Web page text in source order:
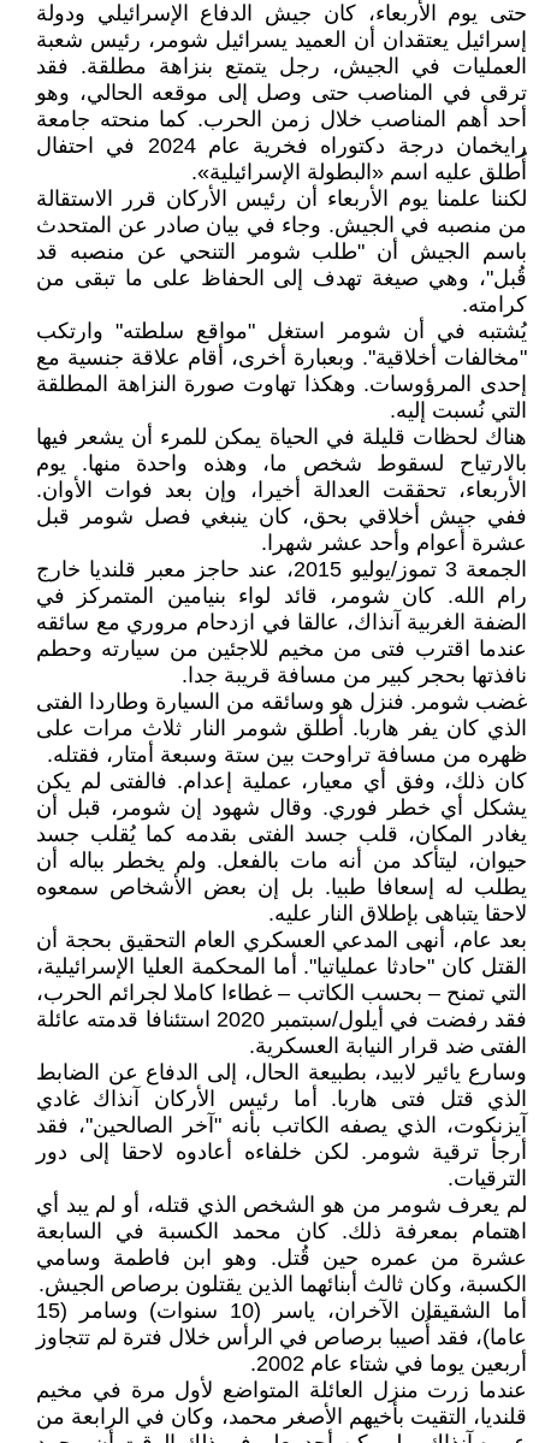
حتى يوم الأربعاء، كان جيش الدفاع الإسرائيلي ودولة
إسرائيل يعتقدان أن العميد يسرائيل شومر، رئيس شعبة
العمليات في الجيش، رجل يتمتع بنزاهة مطلقة. فقد
ترقى في المناصب حتى وصل إلى موقعه الحالي، وهو
أحد أهم المناصب خلال زمن الحرب. كما منحته جامعة
رايخمان درجة دكتوراه فخرية عام 2024 في احتفال
أُطلق عليه اسم «البطولة الإسرائيلية».
لكننا علمنا يوم الأربعاء أن رئيس الأركان قرر الاستقالة
من منصبه في الجيش. وجاء في بيان صادر عن المتحدث
باسم الجيش أن "طلب شومر التنحي عن منصبه قد
قُبل"، وهي صيغة تهدف إلى الحفاظ على ما تبقى من
كرامته.
يُشتبه في أن شومر استغل "مواقع سلطته" وارتكب
"مخالفات أخلاقية". وبعبارة أخرى، أقام علاقة جنسية مع
إحدى المرؤوسات. وهكذا تهاوت صورة النزاهة المطلقة
التي نُسبت إليه.
هناك لحظات قليلة في الحياة يمكن للمرء أن يشعر فيها
بالارتياح لسقوط شخص ما، وهذه واحدة منها. يوم
الأربعاء، تحققت العدالة أخيرا، وإن بعد فوات الأوان.
ففي جيش أخلاقي بحق، كان ينبغي فصل شومر قبل
عشرة أعوام وأحد عشر شهرا.
الجمعة 3 تموز/يوليو 2015، عند حاجز معبر قلنديا خارج
رام الله. كان شومر، قائد لواء بنيامين المتمركز في
الضفة الغربية آنذاك، عالقا في ازدحام مروري مع سائقه
عندما اقترب فتى من مخيم للاجئين من سيارته وحطم
نافذتها بحجر كبير من مسافة قريبة جدا.
غضب شومر. فنزل هو وسائقه من السيارة وطاردا الفتى
الذي كان يفر هاربا. أطلق شومر النار ثلاث مرات على
ظهره من مسافة تراوحت بين ستة وسبعة أمتار، فقتله.
كان ذلك، وفق أي معيار، عملية إعدام. فالفتى لم يكن
يشكل أي خطر فوري. وقال شهود إن شومر، قبل أن
يغادر المكان، قلب جسد الفتى بقدمه كما يُقلب جسد
حيوان، ليتأكد من أنه مات بالفعل. ولم يخطر بباله أن
يطلب له إسعافا طبيا. بل إن بعض الأشخاص سمعوه
لاحقا يتباهى بإطلاق النار عليه.
بعد عام، أنهى المدعي العسكري العام التحقيق بحجة أن
القتل كان "حادثا عملياتيا". أما المحكمة العليا الإسرائيلية،
التي تمنح – بحسب الكاتب – غطاءا كاملا لجرائم الحرب،
فقد رفضت في أيلول/سبتمبر 2020 استئنافا قدمته عائلة
الفتى ضد قرار النيابة العسكرية.
وسارع يائير لابيد، بطبيعة الحال، إلى الدفاع عن الضابط
الذي قتل فتى هاربا. أما رئيس الأركان آنذاك غادي
آيزنكوت، الذي يصفه الكاتب بأنه "آخر الصالحين"، فقد
أرجأ ترقية شومر. لكن خلفاءه أعادوه لاحقا إلى دور
الترقيات.
لم يعرف شومر من هو الشخص الذي قتله، أو لم يبد أي
اهتمام بمعرفة ذلك. كان محمد الكسبة في السابعة
عشرة من عمره حين قُتل. وهو ابن فاطمة وسامي
الكسبة، وكان ثالث أبنائهما الذين يقتلون برصاص الجيش.
أما الشقيقان الآخران، ياسر (10 سنوات) وسامر (15
عاما)، فقد أُصيبا برصاص في الرأس خلال فترة لم تتجاوز
أربعين يوما في شتاء عام 2002.
عندما زرت منزل العائلة المتواضع لأول مرة في مخيم
قلنديا، التقيت بأخيهم الأصغر محمد، وكان في الرابعة من